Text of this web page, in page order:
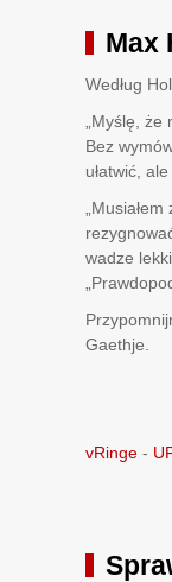
Max
Według
„Myślę,
Bez
ułatwić,
wadze
Gaethje.
vRinge -